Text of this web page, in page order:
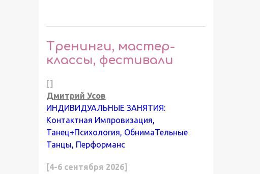
Тренинги, мастер-
классы, фестивали
[]
Дмитрий Усов
ИНДИВИДУАЛЬНЫЕ ЗАНЯТИЯ:
Контактная Импровизация,
Танец+Психология, ОбнимаТельные
Танцы, Перформанс
[4-6 сентября 2026]